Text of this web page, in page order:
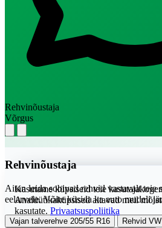
Rehvinõustaja
Võrgus
Rehvinõustaja
Aitan leida sobivad rehvid vastavalt teie
eelarvele. Võite küsida ka auto mudeli
Vajan talverehve 205/55 R16
Rehvid
Kasutame küpsiseid teie
Analüütikaküpsised aitavad meil
kasutate. Privaatsuspoliitika